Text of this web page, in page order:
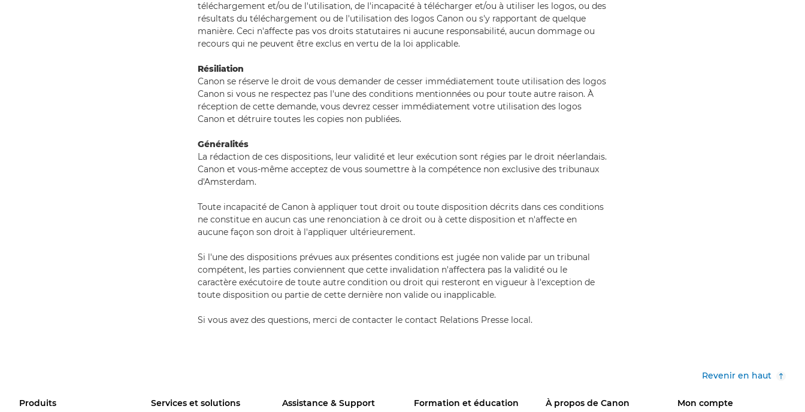
téléchargement et/ou de l'utilisation, de l'incapacité à télécharger et/ou à utiliser les logos, ou des
résultats du téléchargement ou de l'utilisation des logos Canon ou s'y rapportant de quelque
manière. Ceci n'affecte pas vos droits statutaires ni aucune responsabilité, aucun dommage ou
recours qui ne peuvent être exclus en vertu de la loi applicable.
Résiliation
Canon se réserve le droit de vous demander de cesser immédiatement toute utilisation des logos
Canon si vous ne respectez pas l'une des conditions mentionnées ou pour toute autre raison. À
réception de cette demande, vous devrez cesser immédiatement votre utilisation des logos
Canon et détruire toutes les copies non publiées.
Généralités
La rédaction de ces dispositions, leur validité et leur exécution sont régies par le droit néerlandais.
Canon et vous-même acceptez de vous soumettre à la compétence non exclusive des tribunaux
d'Amsterdam.
Toute incapacité de Canon à appliquer tout droit ou toute disposition décrits dans ces conditions
ne constitue en aucun cas une renonciation à ce droit ou à cette disposition et n'affecte en
aucune façon son droit à l'appliquer ultérieurement.
Si l'une des dispositions prévues aux présentes conditions est jugée non valide par un tribunal
compétent, les parties conviennent que cette invalidation n'affectera pas la validité ou le
caractère exécutoire de toute autre condition ou droit qui resteront en vigueur à l'exception de
toute disposition ou partie de cette dernière non valide ou inapplicable.
Si vous avez des questions, merci de contacter le contact Relations Presse local.
Revenir en haut
Produits Services et solutions Assistance & Support Formation et éducation À propos de Canon Mon compte